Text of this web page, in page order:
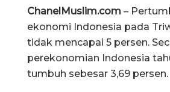
ChanelMuslim.com –
ekonomi Indonesia pada
tidak mencapai 5 persen.
perekonomian Indonesia
tumbuh sebesar 3,69 persen.